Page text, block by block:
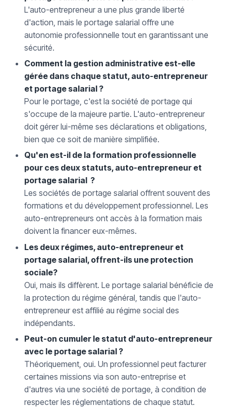
L'auto-entrepreneur a une plus grande liberté
d'action, mais le portage salarial offre une
autonomie professionnelle tout en garantissant une
sécurité.
Comment la gestion administrative est-elle
gérée dans chaque statut, auto-entrepreneur
et portage salarial ?
Pour le portage, c'est la société de portage qui
s'occupe de la majeure partie. L'auto-entrepreneur
doit gérer lui-même ses déclarations et obligations,
bien que ce soit de manière simplifiée.
Qu'en est-il de la formation professionnelle
pour ces deux statuts, auto-entrepreneur et
portage salarial ?
Les sociétés de portage salarial offrent souvent des
formations et du développement professionnel. Les
auto-entrepreneurs ont accès à la formation mais
doivent la financer eux-mêmes.
Les deux régimes, auto-entrepreneur et
portage salarial, offrent-ils une protection
sociale?
Oui, mais ils diffèrent. Le portage salarial bénéficie de
la protection du régime général, tandis que l'auto-
entrepreneur est affilié au régime social des
indépendants.
Peut-on cumuler le statut d'auto-entrepreneur
avec le portage salarial ?
Théoriquement, oui. Un professionnel peut facturer
certaines missions via son auto-entreprise et
d'autres via une société de portage, à condition de
respecter les réglementations de chaque statut.